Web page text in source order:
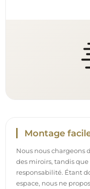
Montage
Nous nous chargeons
des miroirs, tandis
responsabilité. Étant
espace, nous ne